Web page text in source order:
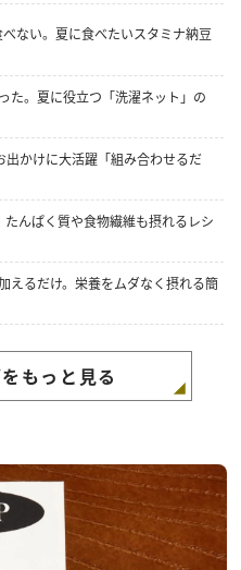
ない。夏に食べたいスタミナ納豆
た。夏に役立つ「洗濯ネット」の
かけに大活躍「組み合わせるだ
んぱく質や食物繊維も摂れるレシ
えるだけ。栄養をムダなく摂れる簡
もっと見る